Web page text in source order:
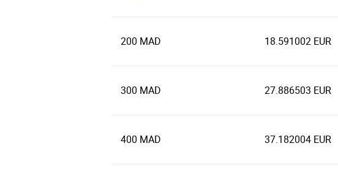
200 MAD 18.591002 EUR
300 MAD 27.886503 EUR
400 MAD 37.182004 EUR